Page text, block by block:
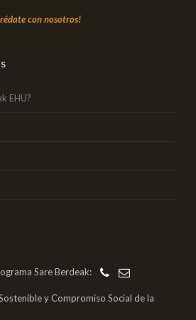
con nosotros!
EHU?
Sare Berdeak:
y Compromiso Social de la